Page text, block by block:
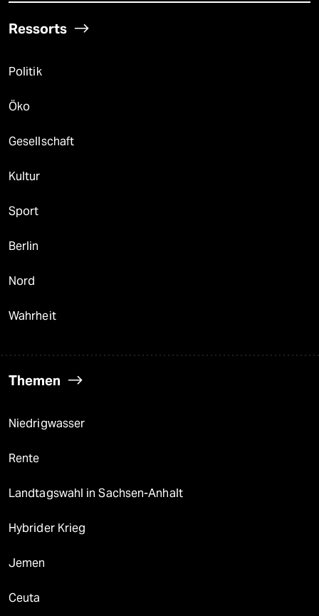
Ressorts
Politik
Öko
Gesellschaft
Kultur
Sport
Berlin
Nord
Wahrheit
Themen
Niedrigwasser
Rente
Landtagswahl in Sachsen-Anhalt
Hybrider Krieg
Jemen
Ceuta